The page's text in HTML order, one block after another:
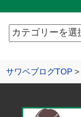
サワベブログTOP
カ
リ